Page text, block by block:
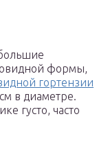
формы,
гортензии
в диаметре.
густо, часто